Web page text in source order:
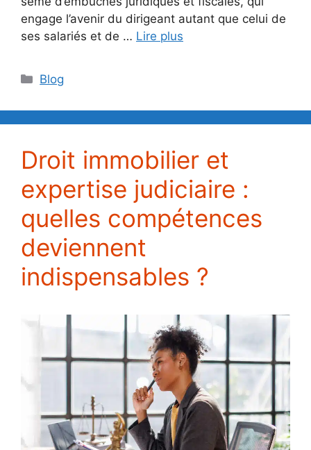
engage l’avenir du dirigeant autant que celui de
ses salariés et de … Lire plus
Catégories
Blog
Droit immobilier et
expertise judiciaire :
quelles compétences
deviennent
indispensables ?